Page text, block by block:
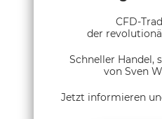
CFD-
der
Schneller Handel,
von Sven
Jetzt informieren